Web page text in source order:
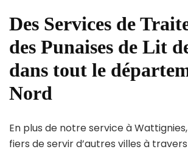
Des Services de
des Punaises de Lit
dans tout le
Nord
En plus de notre service à
fiers de servir d’autres villes à